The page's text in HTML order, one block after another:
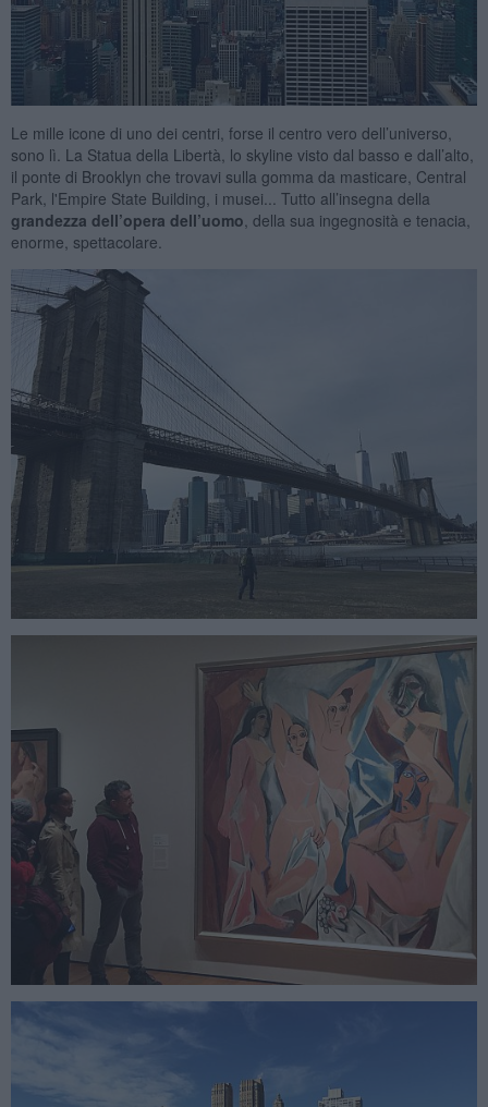
Le mille icone di uno dei centri, forse il centro vero dell’universo,
sono lì. La Statua della Libertà, lo skyline visto dal basso e dall’alto,
il ponte di Brooklyn che trovavi sulla gomma da masticare, Central
Park, l'Empire State Building, i musei... Tutto all’insegna della
grandezza dell’opera dell’uomo , della sua ingegnosità e tenacia,
enorme, spettacolare.